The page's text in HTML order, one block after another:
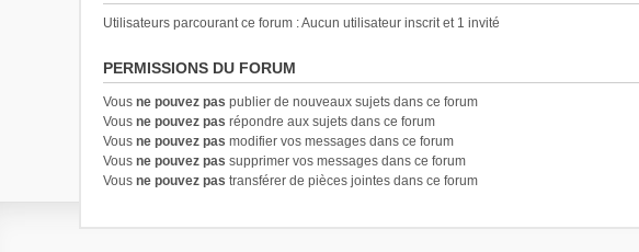
Utilisateurs parcourant ce forum : Aucun utilisateur inscrit et 1 invité
PERMISSIONS DU FORUM
Vous ne pouvez pas publier de nouveaux sujets dans ce forum
Vous ne pouvez pas répondre aux sujets dans ce forum
Vous ne pouvez pas modifier vos messages dans ce forum
Vous ne pouvez pas supprimer vos messages dans ce forum
Vous ne pouvez pas transférer de pièces jointes dans ce forum